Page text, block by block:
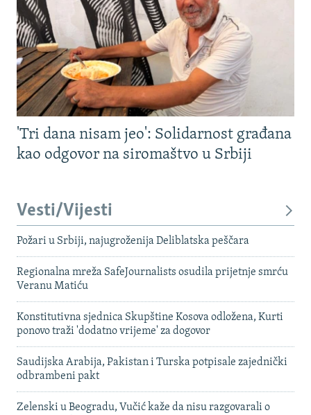
'Tri dana nisam jeo': Solidarnost građana
kao odgovor na siromaštvo u Srbiji
Vesti/Vijesti
Požari u Srbiji, najugroženija Deliblatska peščara
Regionalna mreža SafeJournalists osudila prijetnje smrću
Veranu Matiću
Konstitutivna sjednica Skupštine Kosova odložena, Kurti
ponovo traži 'dodatno vrijeme' za dogovor
Saudijska Arabija, Pakistan i Turska potpisale zajednički
odbrambeni pakt
Zelenski u Beogradu, Vučić kaže da nisu razgovarali o